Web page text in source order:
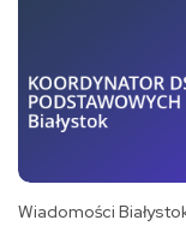
Wiadomości